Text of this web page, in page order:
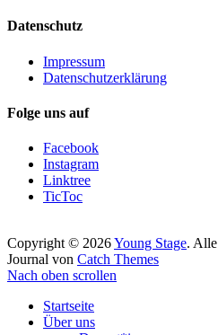
Datenschutz
Impressum
Datenschutzerklärung
Folge uns auf
Facebook
Instagram
Linktree
TicToc
Copyright © 2026Young Stage.
Journal von Catch Themes
Nach oben scrollen
Startseite
Über uns